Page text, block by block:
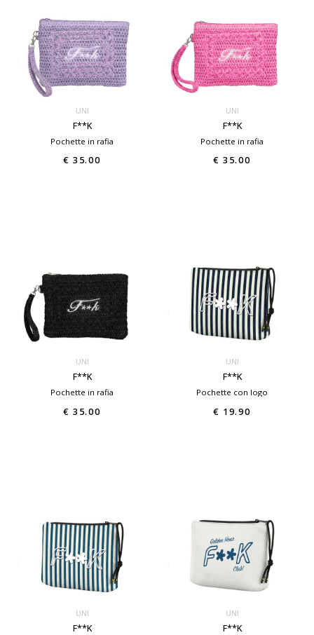
UNI
F**K
Pochette in rafia
€ 35.00
UNI
F**K
Pochette in rafia
€ 35.00
UNI
F**K
Pochette in rafia
€ 35.00
UNI
F**K
Pochette con logo
€ 19.90
UNI
F**K
UNI
F**K